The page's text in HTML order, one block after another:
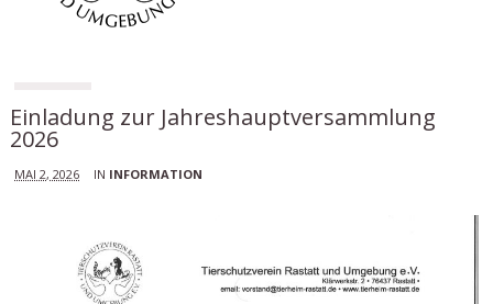
Einladung zur Jahreshauptversammlung
2026
MAI 2, 2026 IN INFORMATION